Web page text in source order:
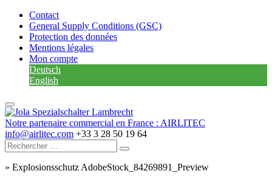
Contact
General Supply Conditions (GSC)
Protection des données
Mentions légales
Mon compte
Deutsch
English
Notre partenaire commercial en France : AIRLITEC
info@airlitec.com +33 3 28 50 19 64
» Explosionsschutz AdobeStock_84269891_Preview